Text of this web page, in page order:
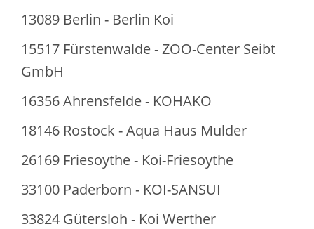
13089 Berlin - Berlin Koi
15517 Fürstenwalde - ZOO-Center Seibt
GmbH
16356 Ahrensfelde - KOHAKO
18146 Rostock - Aqua Haus Mulder
26169 Friesoythe - Koi-Friesoythe
33100 Paderborn - KOI-SANSUI
33824 Gütersloh - Koi Werther